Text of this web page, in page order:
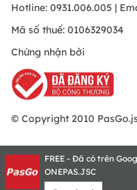
Hotline: 0931.006.005 |
Mã số thuế: 0106329034
Chứng nhận bởi
© Copyright 2010
FREE - Đã có trên
ONEPAS.JSC